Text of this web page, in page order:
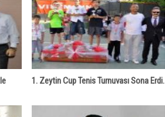
1. Zeytin Cup Tenis Turnuvası Sona Erdi.